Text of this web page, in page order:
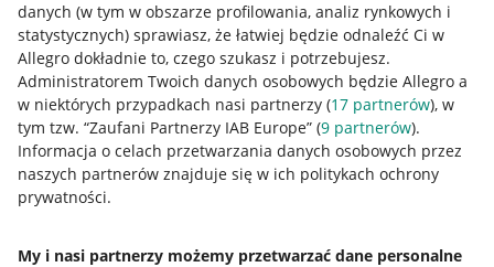
danych (w tym w obszarze profilowania, analiz rynkowych i
statystycznych) sprawiasz, że łatwiej będzie odnaleźć Ci w
Allegro dokładnie to, czego szukasz i potrzebujesz.
Administratorem Twoich danych osobowych będzie Allegro a
w niektórych przypadkach nasi partnerzy (17 partnerów), w
tym tzw. “Zaufani Partnerzy IAB Europe” (9 partnerów).
Informacja o celach przetwarzania danych osobowych przez
naszych partnerów znajduje się w ich politykach ochrony
prywatności.
My i nasi partnerzy możemy przetwarzać dane personalne
Przydatne informacje
Jak to działa